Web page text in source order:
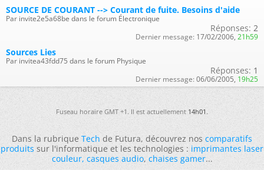
SOURCE DE COURANT --> Courant de fuite. Besoins d'aide
Par invite2e5a68be dans le forum Électronique
Réponses: 2
Dernier message: 17/02/2006, 21h59
Sources Lies
Par invitea43fdd75 dans le forum Physique
Réponses: 1
Dernier message: 06/06/2005, 19h25
Fuseau horaire GMT +1. Il est actuellement14h01.
Dans la rubriqueTechde Futura, découvrez noscomparatifs
produitssur l'informatique et les technologies :imprimantes laser
couleur,casques audio,chaises gamer...